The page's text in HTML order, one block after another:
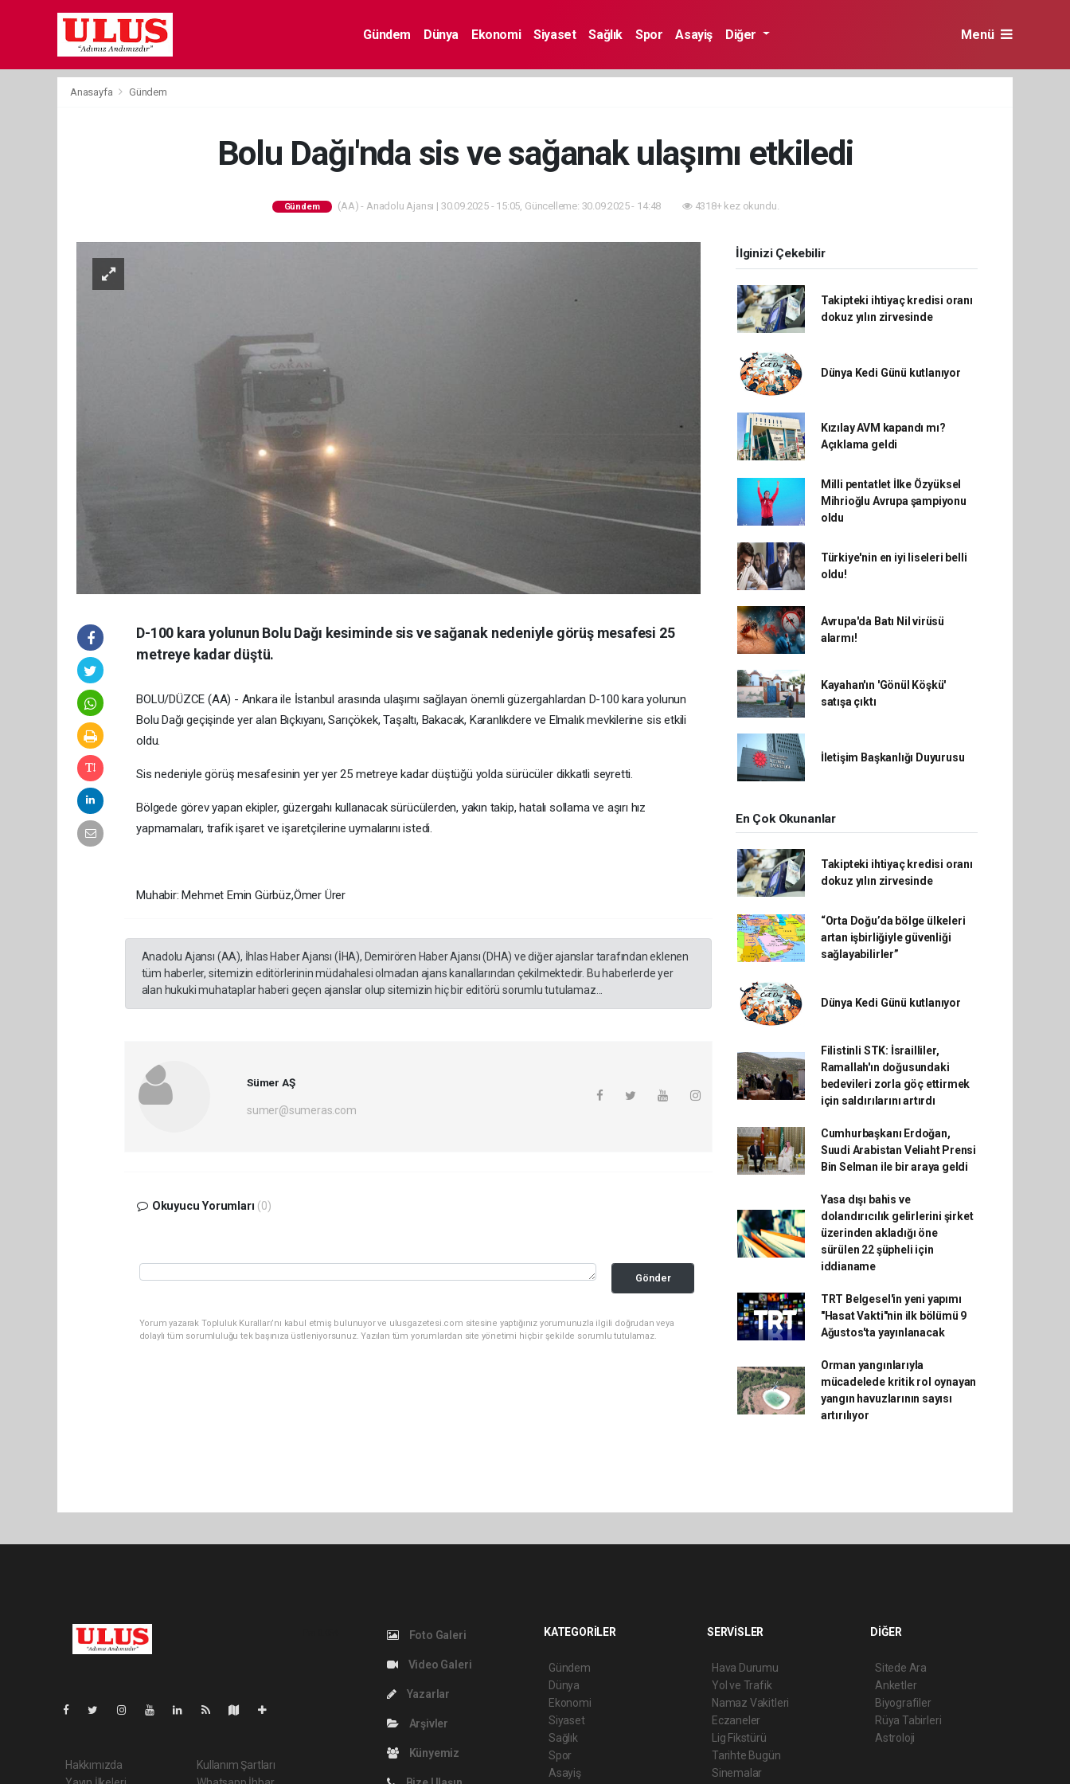
Gündem Dünya Ekonomi Siyaset Sağlık Spor Asayiş Diğer Menü
Anasayfa Gündem
Bolu Dağı'nda sis ve sağanak ulaşımı etkiledi
Gündem (AA) - Anadolu Ajansı | 30.09.2025 - 15:05, Güncelleme: 30.09.2025 - 14:48 4318+ kez okundu.
D-100 kara yolunun Bolu Dağı kesiminde sis ve sağanak nedeniyle görüş mesafesi 25
metreye kadar düştü.
BOLU/DÜZCE (AA) - Ankara ile İstanbul arasında ulaşımı sağlayan önemli güzergahlardan D-100 kara yolunun
Bolu Dağı geçişinde yer alan Bıçkıyanı, Sarıçökek, Taşaltı, Bakacak, Karanlıkdere ve Elmalık mevkilerine sis etkili
oldu.
Sis nedeniyle görüş mesafesinin yer yer 25 metreye kadar düştüğü yolda sürücüler dikkatli seyretti.
Bölgede görev yapan ekipler, güzergahı kullanacak sürücülerden, yakın takip, hatalı sollama ve aşırı hız
yapmamaları, trafik işaret ve işaretçilerine uymalarını istedi.
Muhabir: Mehmet Emin Gürbüz,Ömer Ürer
Anadolu Ajansı (AA), İhlas Haber Ajansı (İHA), Demirören Haber Ajansı (DHA) ve diğer ajanslar tarafından eklenen
tüm haberler, sitemizin editörlerinin müdahalesi olmadan ajans kanallarından çekilmektedir. Bu haberlerde yer
alan hukuki muhataplar haberi geçen ajanslar olup sitemizin hiç bir editörü sorumlu tutulamaz...
Sümer AŞ
sumer@sumeras.com
Okuyucu Yorumları (0)
Gönder
Yorum yazarak Topluluk Kuralları’nı kabul etmiş bulunuyor ve ulusgazetesi.com sitesine yaptığınız yorumunuzla ilgili doğrudan veya
dolaylı tüm sorumluluğu tek başınıza üstleniyorsunuz. Yazılan tüm yorumlardan site yönetimi hiçbir şekilde sorumlu tutulamaz.
İlginizi Çekebilir
Takipteki ihtiyaç kredisi oranı
dokuz yılın zirvesinde
Dünya Kedi Günü kutlanıyor
Kızılay AVM kapandı mı?
Açıklama geldi
Milli pentatlet İlke Özyüksel
Mihrioğlu Avrupa şampiyonu
oldu
Türkiye'nin en iyi liseleri belli
oldu!
Avrupa'da Batı Nil virüsü
alarmı!
Kayahan'ın 'Gönül Köşkü'
satışa çıktı
İletişim Başkanlığı Duyurusu
En Çok Okunanlar
Takipteki ihtiyaç kredisi oranı
dokuz yılın zirvesinde
“Orta Doğu’da bölge ülkeleri
artan işbirliğiyle güvenliği
sağlayabilirler”
Dünya Kedi Günü kutlanıyor
Filistinli STK: İsrailliler,
Ramallah'ın doğusundaki
bedevileri zorla göç ettirmek
için saldırılarını artırdı
Cumhurbaşkanı Erdoğan,
Suudi Arabistan Veliaht Prensi
Bin Selman ile bir araya geldi
Yasa dışı bahis ve
dolandırıcılık gelirlerini şirket
üzerinden akladığı öne
sürülen 22 şüpheli için
iddianame
TRT Belgesel'in yeni yapımı
"Hasat Vakti"nin ilk bölümü 9
Ağustos'ta yayınlanacak
Orman yangınlarıyla
mücadelede kritik rol oynayan
yangın havuzlarının sayısı
artırılıyor
Hakkımızda
Kullanım Şartları
Foto Galeri
Video Galeri
Yazarlar
Arşivler
Künyemiz
KATEGORİLER
Gündem
Dünya
Ekonomi
Siyaset
Sağlık
Spor
Asayiş
SERVİSLER
Hava Durumu
Yol ve Trafik
Namaz Vakitleri
Eczaneler
Lig Fikstürü
Tarihte Bugün
Sinemalar
DİĞER
Sitede Ara
Anketler
Biyografiler
Rüya Tabirleri
Astroloji